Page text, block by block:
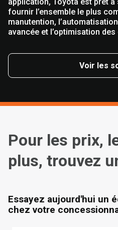
fournir l’ensemble le plus
manutention,
avancée et l’optimisation
Voir les
Pour les prix,
plus, trouvez
Essayez aujourd'hui un
chez votre